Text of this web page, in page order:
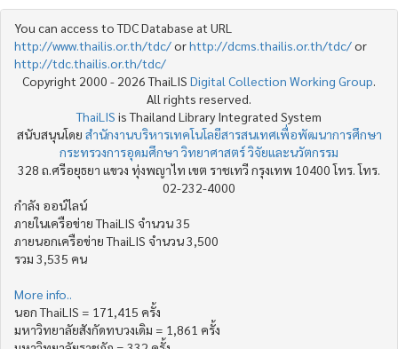
You can access to TDC Database at URL
http://www.thailis.or.th/tdc/orhttp://dcms.thailis.or.th/tdc/or
http://tdc.thailis.or.th/tdc/
Copyright 2000 - 2026 ThaiLIS Digital Collection Working Group
All rights reserved.
ThaiLIS is Thailand Library Integrated System
สนับสนุนโดย สำนักงานบริหารเทคโนโลยีสารสนเทศเพื่อพัฒนาการศึกษา
กระทรวงการอุดมศึกษา วิทยาศาสตร์ วิจัยและนวัตกรรม
328 ถ.ศรีอยุธยา แขวง ทุ่งพญาไท เขต ราชเทวี กรุงเทพ 10400 โทร. โทร.
02-232-4000
กำลัง ออน์ไลน์
ภายในเครือข่าย ThaiLIS จำนวน 35
ภายนอกเครือข่าย ThaiLIS จำนวน 3,500
รวม 3,535 คน
More info..
นอก ThaiLIS = 171,415 ครั้ง
มหาวิทยาลัยสังกัดทบวงเดิม = 1,861 ครั้ง